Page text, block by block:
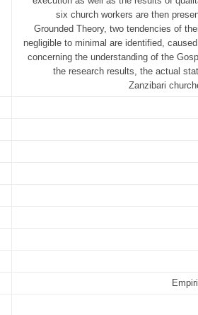
six church workers are then
Grounded Theory, two tendencies of
negligible to minimal are identified,
concerning the understanding of the
the research results, the actual
Zanzibari